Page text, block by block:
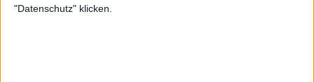
"Datenschutz" klicken.